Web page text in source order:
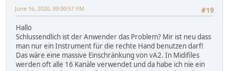
#19
June 16, 2020, 09:00:57 PM
Hallo
Schlussendlich ist der Anwender das Problem? Mir ist neu dass
man nur ein Instrument für die rechte Hand benutzen darf!
Das wäre eine massive Einschränkung von vA2. In Midifiles
werden oft alle 16 Kanäle verwendet und da habe ich nie ein